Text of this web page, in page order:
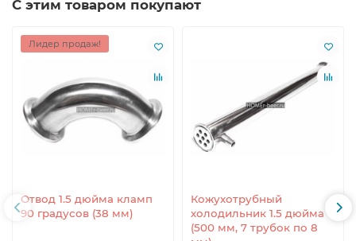
С этим товаром покупают
Лидер продаж!
Отвод 1.5 дюйма кламп
90 градусов (38 мм)
Кожухотрубный
холодильник 1.5 дюйма
(500 мм, 7 трубок по 8